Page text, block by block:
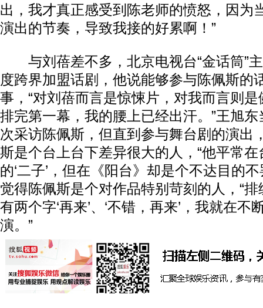
出，我才真正感受到陈老师的愤怒，因为
演出的节奏，导致我接的好累啊！”
与刘蓓差不多，北京电视台“金话筒”
度跨界加盟话剧，他说能够参与陈佩斯的
事，“对刘蓓而言是惊悚片，对我而言则
排完第一幕，我的腰上已经出汗。”王旭
次采访陈佩斯，但直到参与舞台剧的演出
斯是个台上台下差异很大的人，“他平常
的‘二子’，但在《阳台》却是个不达目的
觉得陈佩斯是个对作品特别苛刻的人，“
有两个字‘再来’、‘不错，再来’，我就在不
演。”